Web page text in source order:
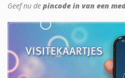
Geef nu de pincode in van een